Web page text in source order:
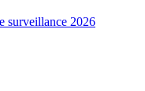
surveillance 2026